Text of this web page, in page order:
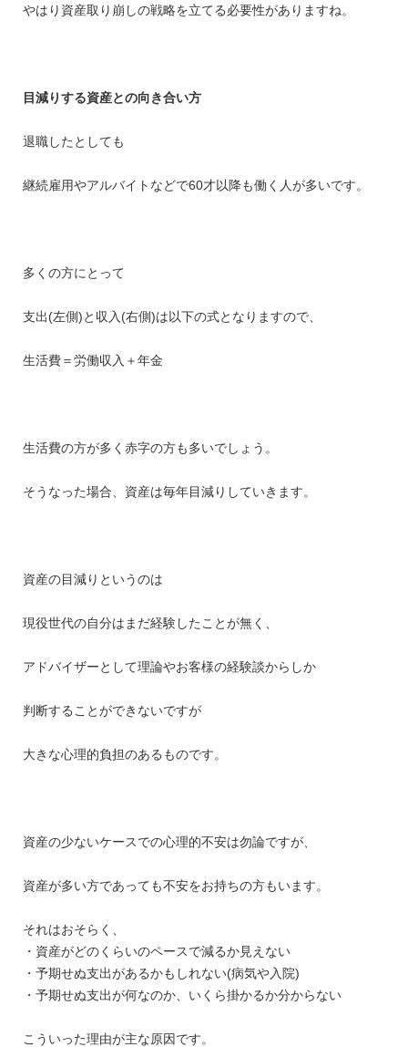
やはり資産取り崩しの戦略を立てる必要性がありますね。
目減りする資産との向き合い方
退職したとしても
継続雇用やアルバイトなどで60才以降も働く人が多いです。
多くの方にとって
支出(左側)と収入(右側)は以下の式となりますので、
生活費＝労働収入＋年金
生活費の方が多く赤字の方も多いでしょう。
そうなった場合、資産は毎年目減りしていきます。
資産の目減りというのは
現役世代の自分はまだ経験したことが無く、
アドバイザーとして理論やお客様の経験談からしか
判断することができないですが
大きな心理的負担のあるものです。
資産の少ないケースでの心理的不安は勿論ですが、
資産が多い方であっても不安をお持ちの方もいます。
それはおそらく、
・資産がどのくらいのペースで減るか見えない
・予期せぬ支出があるかもしれない(病気や入院)
・予期せぬ支出が何なのか、いくら掛かるか分からない
こういった理由が主な原因です。